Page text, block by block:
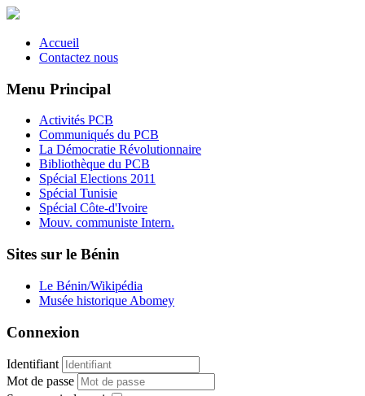
Accueil
Contactez nous
Menu Principal
Activités PCB
Communiqués du PCB
La Démocratie Révolutionnaire
Bibliothèque du PCB
Spécial Elections 2011
Spécial Tunisie
Spécial Côte-d'Ivoire
Mouv. communiste Intern.
Sites sur le Bénin
Le Bénin/Wikipédia
Musée historique Abomey
Connexion
Identifiant
Mot de passe